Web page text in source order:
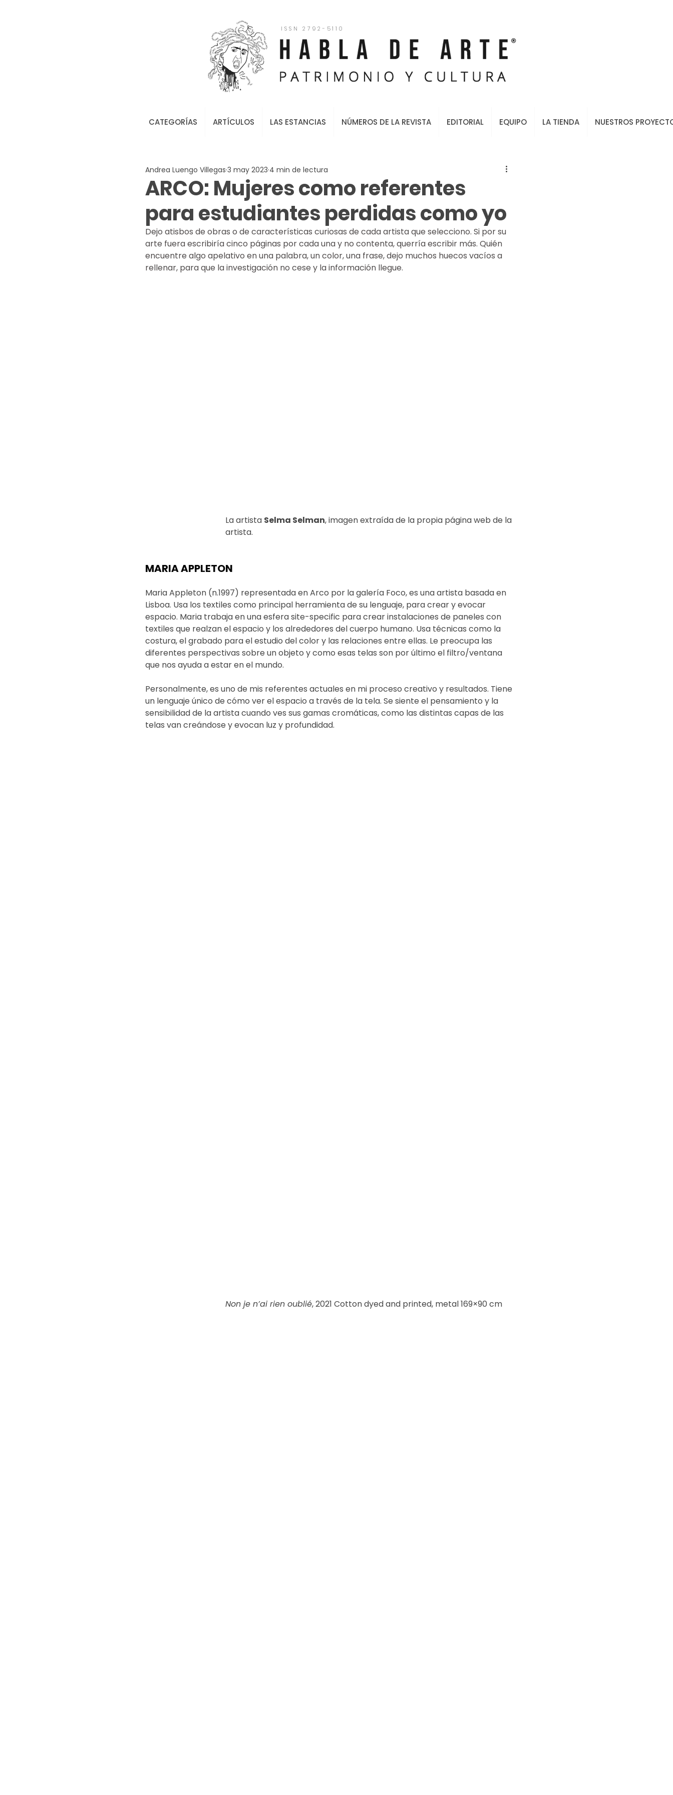
ISSN 2792-5110
CATEGORÍAS ARTÍCULOS LAS ESTANCIAS NÚMEROS DE LA REVISTA EDITORIAL EQUIPO LA TIENDA NUESTROS
ARCO: Mujeres como referentes
para estudiantes perdidas como yo
Andrea Luengo Villegas 3 may 2023 4 min de lectura
Dejo atisbos de obras o de características curiosas de cada artista que selecciono. Si por su
arte fuera escribiría cinco páginas por cada una y no contenta, querría escribir más. Quién
encuentre algo apelativo en una palabra, un color, una frase, dejo muchos huecos vacíos a
rellenar, para que la investigación no cese y la información llegue.
La artista Selma Selman, imagen extraída de la propia página web de la
artista.
MARIA APPLETON
Maria Appleton (n.1997) representada en Arco por la galería Foco, es una artista basada en
Lisboa. Usa los textiles como principal herramienta de su lenguaje, para crear y evocar
espacio. Maria trabaja en una esfera site-specific para crear instalaciones de paneles con
textiles que realzan el espacio y los alrededores del cuerpo humano. Usa técnicas como la
costura, el grabado para el estudio del color y las relaciones entre ellas. Le preocupa las
diferentes perspectivas sobre un objeto y como esas telas son por último el filtro/ventana
que nos ayuda a estar en el mundo.
Personalmente, es uno de mis referentes actuales en mi proceso creativo y resultados. Tiene
un lenguaje único de cómo ver el espacio a través de la tela. Se siente el pensamiento y la
sensibilidad de la artista cuando ves sus gamas cromáticas, como las distintas capas de las
telas van creándose y evocan luz y profundidad.
Non je n’ai rien oublié, 2021 Cotton dyed and printed, metal 169×90 cm